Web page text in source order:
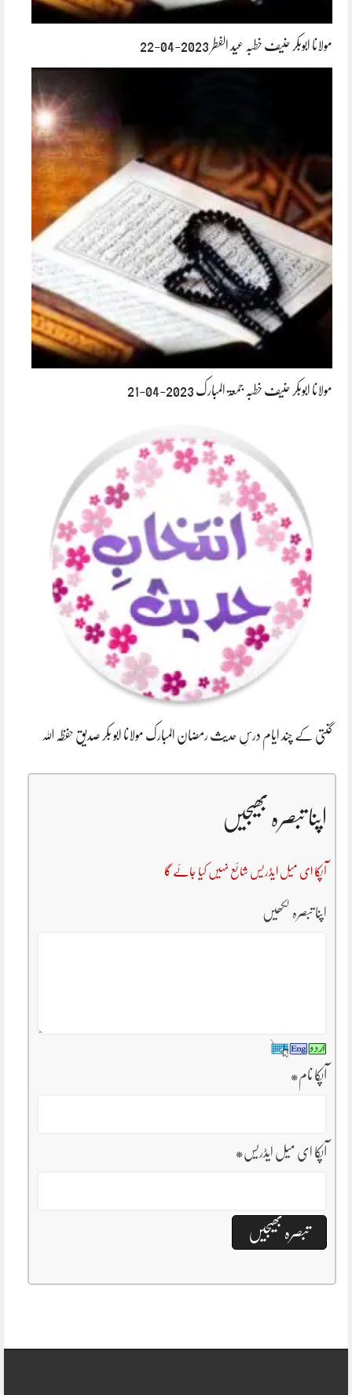
مولانا ابوبکر حنیف خطبہ عید الفطر 2023-04-22
مولانا ابوبکر حنیف خطبہ جمعۃ المبارک 2023-04-21
گنتی کے چند ایام درسِ حدیث رمضان المبارک مولانا ابو بکر صدیق حفظہ اللہ
اپنا تبصرہ بھیجیں
آپکا ای میل ایڈریس شائع نہیں کیا جائے گا
اپنا تبصرہ لکھیں
آپکا نام*
آپکا ای میل ایڈریس*